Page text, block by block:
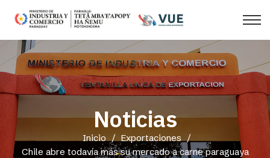
Noticias
Inicio / Exportaciones /
Chile abre todavía más su mercado a carne paraguaya